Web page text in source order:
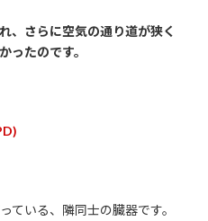
、さらに空気の通り道が狭く
ったのです。
ている、隣同士の臓器です。